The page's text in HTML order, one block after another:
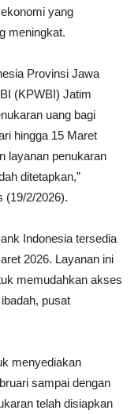
yang
meningkat.
Provinsi Jawa
(KPWBI) Jatim
uang bagi
hingga 15 Maret
layanan penukaran
ditetapkan,”
(19/2/2026).
Indonesia tersedia
2026. Layanan ini
memudahkan akses
pusat
menyediakan
sampai dengan
telah disiapkan